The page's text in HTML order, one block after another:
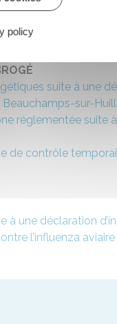
domestiques
aux activités
suite à
suite à une
sur-
réglementée suite
contrôle
une déclaration
l’influenza
policy